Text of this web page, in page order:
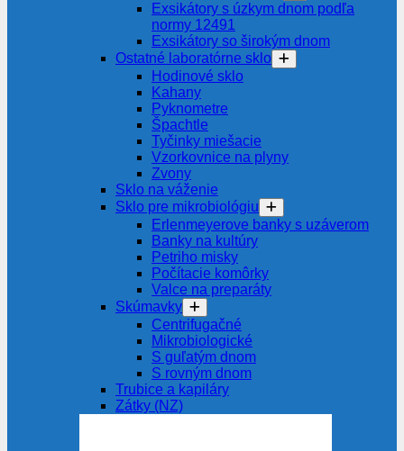
Exsikátory s úzkym dnom podľa
normy 12491
Exsikátory so širokým dnom
Ostatné laboratórne sklo
Hodinové sklo
Kahany
Pyknometre
Špachtle
Tyčinky miešacie
Vzorkovnice na plyny
Zvony
Sklo na váženie
Sklo pre mikrobiológiu
Erlenmeyerove banky s uzáverom
Banky na kultúry
Petriho misky
Počítacie komôrky
Valce na preparáty
Skúmavky
Centrifugačné
Mikrobiologické
S guľatým dnom
S rovným dnom
Trubice a kapiláry
Zátky (NZ)